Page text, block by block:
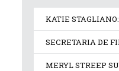
KATIE
SECRETARIA DE
MERYL STREEP